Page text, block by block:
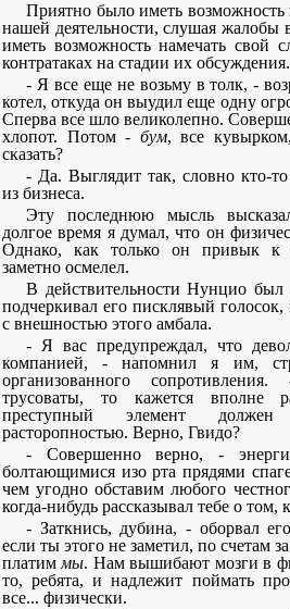
Приятно было иметь возможность
нашей деятельности, слушая жалобы
иметь возможность намечать свой
контратаках на стадии их обсуждения.
- Я все еще не возьму в толк, -
котел, откуда он выудил еще одну
Сперва все шло великолепно.
хлопот. Потом - бум, все
сказать?
- Да. Выглядит так, словно кто-
из бизнеса.
Эту последнюю мысль
долгое время я думал, что он
Однако, как только он привык к
заметно осмелел.
В действительности Нунцио
подчеркивал его писклявый
с внешностью этого амбала.
- Я вас предупреждал, что
компанией, - напомнил я им,
организованного
трусоваты, то кажется вполне
преступный элемент должен
расторопностью. Верно, Гвидо?
- Совершенно верно, -
болтающимися изо рта прядями
чем угодно обставим любого
когда-нибудь рассказывал тебе о
- Заткнись, дубина, - оборвал
если ты этого не заметил, по счетам
платим мы. Нам вышибают мозги в
то, ребята, и надлежит поймать
все... физически.